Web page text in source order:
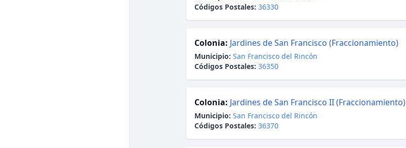
Códigos Postales: 36330
Colonia: Jardines de San Francisco (Fraccionamiento)
Municipio: San Francisco del Rincón
Códigos Postales: 36350
Colonia: Jardines de San Francisco II (Fraccionamiento)
Municipio: San Francisco del Rincón
Códigos Postales: 36370